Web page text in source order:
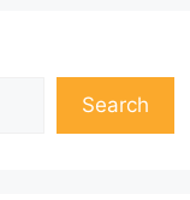
Search